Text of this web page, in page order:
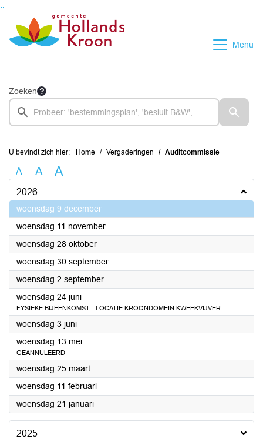
Ga naar de inhoud van deze pagina
Menu
Zoeken
U bevindt zich hier: Home Vergaderingen Auditcommissie
A A A
2026
woensdag 9 december2026
woensdag 11 november2026
woensdag 28 oktober2026
woensdag 30 september2026
woensdag 2 september2026
woensdag 24 juni2026
FYSIEKE BIJEENKOMST - LOCATIE KROONDOMEIN KWEEKVIJVER
woensdag 3 juni2026
woensdag 13 mei2026
GEANNULEERD
woensdag 25 maart2026
woensdag 11 februari2026
woensdag 21 januari2026
2025